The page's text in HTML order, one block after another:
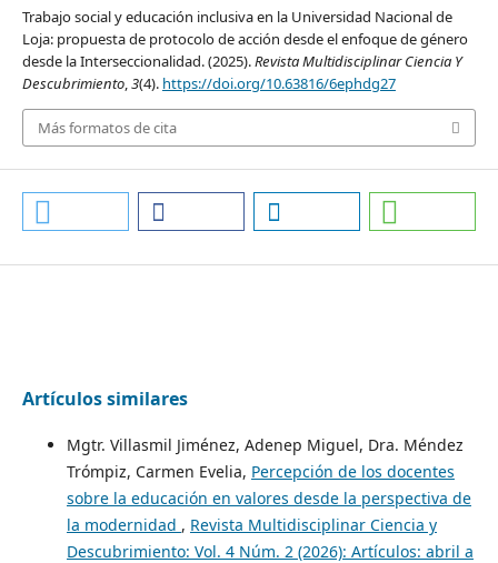
Trabajo social y educación inclusiva en la Universidad Nacional de
Loja: propuesta de protocolo de acción desde el enfoque de género
desde la Interseccionalidad. (2025).Revista Multidisciplinar Ciencia Y
Descubrimiento,3(4). https://doi.org/10.63816/6ephdg27
Más formatos de cita
Artículos similares
Mgtr. Villasmil Jiménez, Adenep Miguel, Dra. Méndez
Trómpiz, Carmen Evelia, Percepción de los docentes
sobre la educación en valores desde la perspectiva de
la modernidad , Revista Multidisciplinar Ciencia y
Descubrimiento: Vol. 4 Núm. 2 (2026): Artículos: abril a